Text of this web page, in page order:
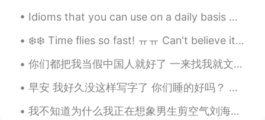
有哥控手控声控的土豆儿 2020.03.04 11:42
MS CN
@Jiahao嗯 这个真的不懂
Idioms that you can use on a daily basis 🐼 Idiom: Call it a day Meaning: Stop working on Idiom:...
❄️❄️ Time flies so fast! ㅠㅠ Can't believe it's already december & I'm officially 20 on dec 1st...
你们都把我当假中国人就好了 一来找我就文我是不是中国人 虽然我是不怪那些不懂的人 可是天天收到这种信息是很累的啊 啊啊啊啊啊啊啊啊啊啊啊啊啊啊啊啊 啊啊啊啊啊啊啊啊啊啊啊啊啊啊啊 好了我说完了8...
早安 我好久没这样写字了 你们睡的好吗？ ...
我不知道为什么我正在想象男生剪空气刘海的样子…… 😂 I have no idea why am I imagining guys with bangs or fringes like thos...